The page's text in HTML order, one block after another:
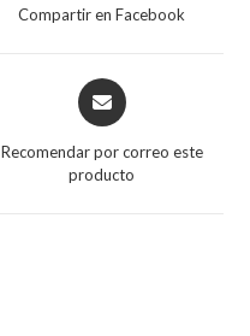
Compartir en Facebook
Opens
in
new
Recomendar por correo este
producto